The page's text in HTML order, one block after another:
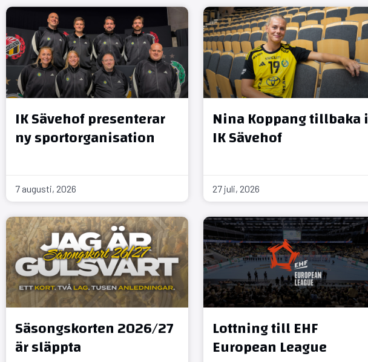
IK Sävehof presenterar
ny sportorganisation
7 augusti, 2026
Nina Koppang tillbaka i
IK Sävehof
27 juli, 2026
Säsongskorten 2026/27
är släppta
Lottning till EHF
European League